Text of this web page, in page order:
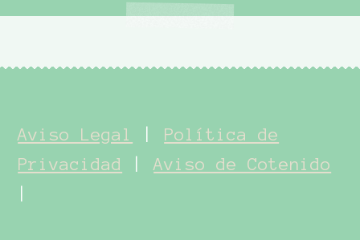
Aviso Legal
Política de
Privacidad
|Aviso de Cotenido